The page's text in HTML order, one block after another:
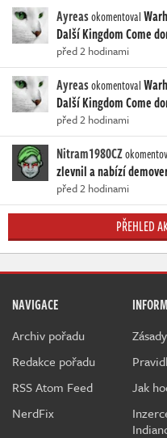
Ayreasokomentoval
Další Kingdom Come
před 2 hodinami
Ayreasokomentoval
Další Kingdom Come
před 2 hodinami
Nitram1980CZ
zlevnil a nabízí
před 2 hodinami
PŘEHLED
NAVIGACE
Archiv pořadu
Redakce pořadu
RSS Atom Feed
NerdFix
Jak